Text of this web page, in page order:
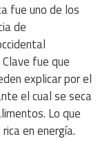
fue uno de los
de
fue que
explicar por el
el cual se seca
Lo que
en energía.